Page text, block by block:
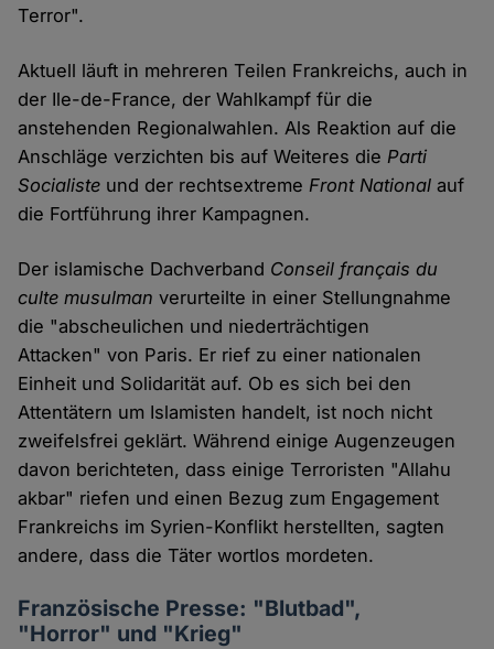
Terror".
Aktuell läuft in mehreren Teilen Frankreichs, auch in
der Ile-de-France, der Wahlkampf für die
anstehenden Regionalwahlen. Als Reaktion auf die
Anschläge verzichten bis auf Weiteres dieParti
Socialiste und der rechtsextremeFront National auf
die Fortführung ihrer Kampagnen.
Der islamische Dachverband Conseil français du
culte musulman verurteilte in einer Stellungnahme
die "abscheulichen und niederträchtigen
Attacken" von Paris. Er rief zu einer nationalen
Einheit und Solidarität auf. Ob es sich bei den
Attentätern um Islamisten handelt, ist noch nicht
zweifelsfrei geklärt. Während einige Augenzeugen
davon berichteten, dass einige Terroristen "Allahu
akbar" riefen und einen Bezug zum Engagement
Frankreichs im Syrien-Konflikt herstellten, sagten
andere, dass die Täter wortlos mordeten.
Französische Presse: "Blutbad",
"Horror" und "Krieg"